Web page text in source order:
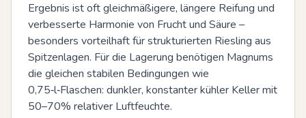
Ergebnis ist oft gleichmäßigere, längere Reifung und
verbesserte Harmonie von Frucht und Säure –
besonders vorteilhaft für strukturierten Riesling aus
Spitzenlagen. Für die Lagerung benötigen Magnums
die gleichen stabilen Bedingungen wie
0,75‑l‑Flaschen: dunkler, konstanter kühler Keller mit
50–70% relativer Luftfeuchte.